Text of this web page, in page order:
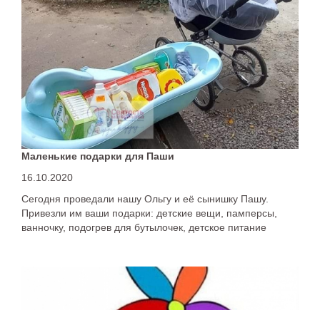
Маленькие подарки для Паши
16.10.2020
Сегодня проведали нашу Ольгу и её сынишку Пашу.
Привезли им ваши подарки: детские вещи, памперсы,
ванночку, подогрев для бутылочек, детское питание